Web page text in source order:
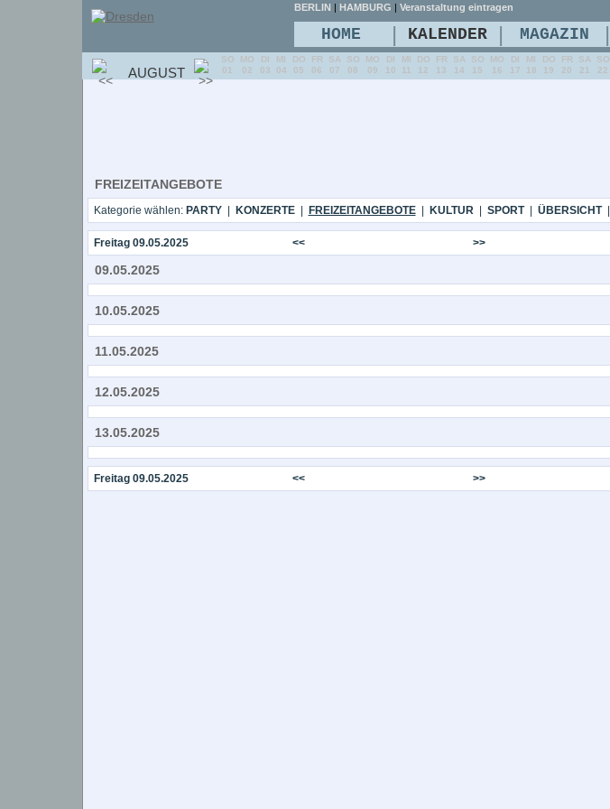
FREIZEITANGEBOTE
Kategorie wählen: PARTY| KONZERTE| FREIZEITANGEBOTE| KULTUR| SPORT| ÜBERSICHT|
Freitag 09.05.2025 << >>
09.05.2025
10.05.2025
11.05.2025
12.05.2025
13.05.2025
Freitag 09.05.2025 << >>
BERLIN | HAMBURG | Veranstaltung eintragen
HOME | KALENDER | MAGAZIN |
AUGUST
SO
01
MO
02
DI
03
MI
04
DO
05
FR
06
SA
07
SO
08
MO
09
DI
10
MI
11
DO
12
FR
13
SA
14
SO
15
MO
16
DI
17
MI
18
DO
19
FR
20
SA
21
SO
22